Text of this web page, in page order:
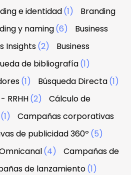
e identidad(1)
Branding
y naming(6)
Business
Insights(2)
Business
de bibliografía(1)
(1) Búsqueda Directa(1)
RRHH(2)
Cálculo de
(1)
Campañas corporativas
de publicidad 360º (5)
(4)
Campañas de
de lanzamiento(1)